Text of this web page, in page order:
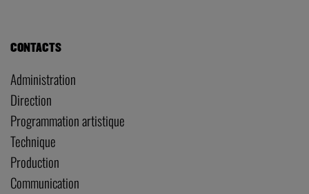
CONTACTS
Administration
Direction
Programmation artistique
Technique
Production
Communication